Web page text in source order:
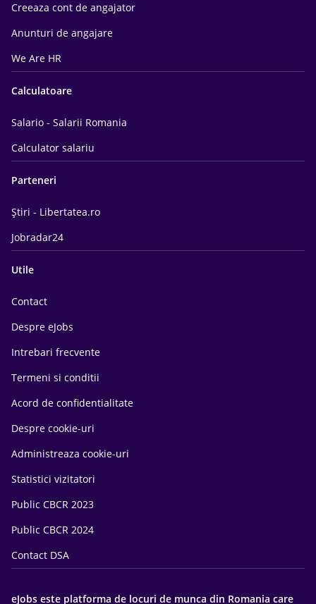
Creeaza cont de angajator
Anunturi de angajare
We Are HR
Calculatoare
Salario - Salarii Romania
Calculator salariu
Parteneri
Știri - Libertatea.ro
Jobradar24
Utile
Contact
Despre eJobs
Intrebari frecvente
Termeni si conditii
Acord de confidentialitate
Despre cookie-uri
Administreaza cookie-uri
Statistici vizitatori
Public CBCR 2023
Public CBCR 2024
Contact DSA
eJobs este platforma de locuri de munca din Romania care